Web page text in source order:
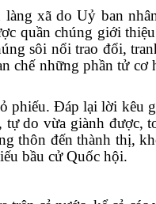
xã do Uỷ ban
quần chúng giới
sôi nổi trao đổi,
chế những phần tử
phiếu. Đáp lại lời kêu
do vừa giành được,
thôn đến thành thị,
bầu cử Quốc hội.